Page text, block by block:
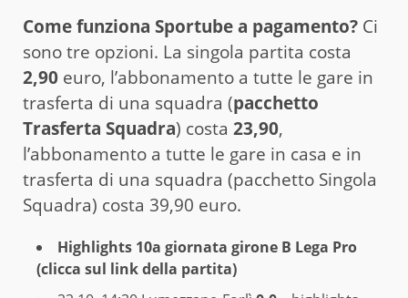
Come funziona Sportube a pagamento? Ci
sono tre opzioni. La singola partita costa
2,90 euro, l’abbonamento a tutte le gare in
trasferta di una squadra (pacchetto
Trasferta Squadra) costa 23,90,
l’abbonamento a tutte le gare in casa e in
trasferta di una squadra (pacchetto Singola
Squadra) costa 39,90 euro.
Highlights 10a giornata girone B Lega Pro
(clicca sul link della partita)